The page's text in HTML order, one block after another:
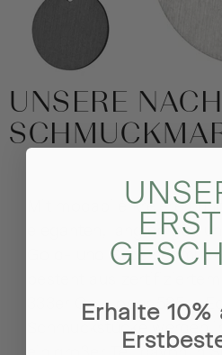
UNSERE
Mit modabilé kreieren
eleganten, langlebigen
Gold- und
333er Gold oder 585er
Schmuckstücke werden
Erhalte